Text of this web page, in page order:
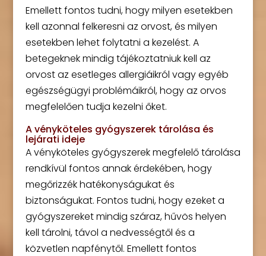
Emellett fontos tudni, hogy milyen esetekben
kell azonnal felkeresni az orvost, és milyen
esetekben lehet folytatni a kezelést. A
betegeknek mindig tájékoztatniuk kell az
orvost az esetleges allergiáikról vagy egyéb
egészségügyi problémáikról, hogy az orvos
megfelelően tudja kezelni őket.
A vényköteles gyógyszerek tárolása és
lejárati ideje
A vényköteles gyógyszerek megfelelő tárolása
rendkívül fontos annak érdekében, hogy
megőrizzék hatékonyságukat és
biztonságukat. Fontos tudni, hogy ezeket a
gyógyszereket mindig száraz, hűvös helyen
kell tárolni, távol a nedvességtől és a
közvetlen napfénytől. Emellett fontos